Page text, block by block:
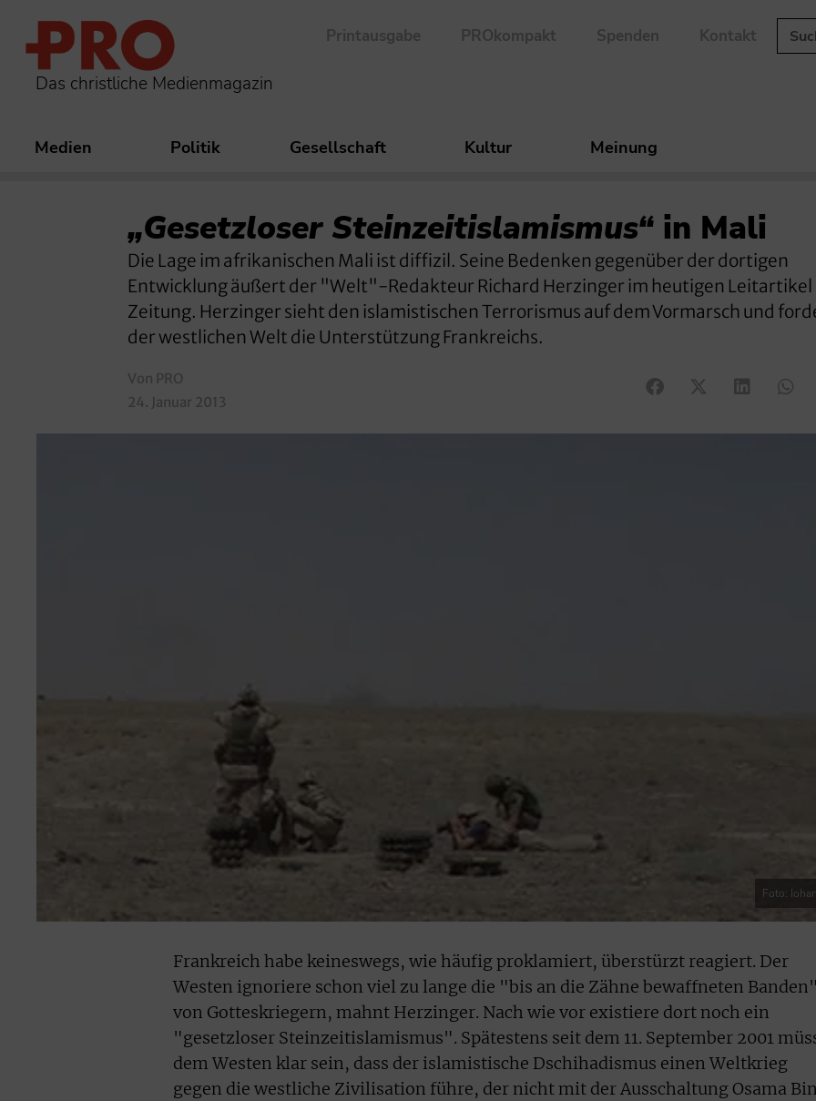
Das christliche Medienmagazin
Printausgabe PROkompakt Spenden Kontakt
Medien Politik Gesellschaft Kultur Meinung
„Gesetzloser Steinzeitislamismus“ in Mali
Die Lage im afrikanischen Mali ist diffizil. Seine Bedenken gegenüber der dortigen
Entwicklung äußert der "Welt"-Redakteur Richard Herzinger im heutigen Leitartikel
Zeitung. Herzinger sieht den islamistischen Terrorismus auf dem Vormarsch und
der westlichen Welt die Unterstützung Frankreichs.
Von PRO
24. Januar 2013
Foto:
Frankreich habe keineswegs, wie häufig proklamiert, überstürzt reagiert. Der
Westen ignoriere schon viel zu lange die "bis an die Zähne bewaffneten Banden"
von Gotteskriegern, mahnt Herzinger. Nach wie vor existiere dort noch ein
"gesetzloser Steinzeitislamismus". Spätestens seit dem 11. September 2001
dem Westen klar sein, dass der islamistische Dschihadismus einen Weltkrieg
gegen die westliche Zivilisation führe, der nicht mit der Ausschaltung Osama Bin